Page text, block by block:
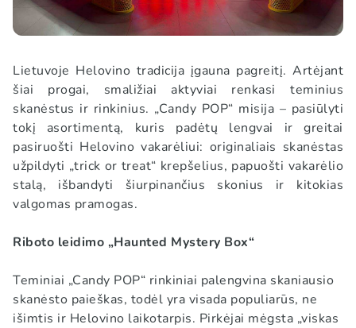
Lietuvoje Helovino tradicija įgauna pagreitį. Artėjant
šiai progai, smaližiai aktyviai renkasi teminius
skanėstus ir rinkinius. „Candy POP“ misija – pasiūlyti
tokį asortimentą, kuris padėtų lengvai ir greitai
pasiruošti Helovino vakarėliui: originaliais skanėstas
užpildyti „trick or treat“ krepšelius, papuošti vakarėlio
stalą, išbandyti šiurpinančius skonius ir kitokias
valgomas pramogas.
Riboto leidimo „Haunted Mystery Box“
Teminiai „Candy POP“ rinkiniai palengvina skaniausio
skanėsto paieškas, todėl yra visada populiarūs, ne
išimtis ir Helovino laikotarpis. Pirkėjai mėgsta „viskas